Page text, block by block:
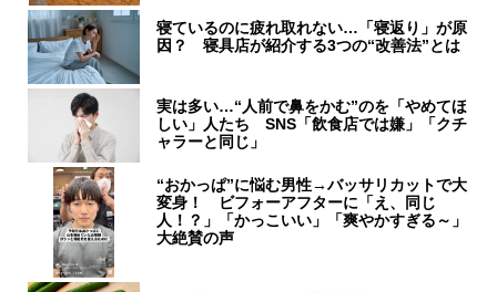
寝ているのに疲れ取れない…「寝返り」が原
因？ 寝具店が紹介する3つの“改善法”とは
実は多い…“人前で鼻をかむ”のを「やめてほ
しい」人たち SNS「飲食店では嫌」「クチ
ャラーと同じ」
“おかっぱ”に悩む男性→バッサリカットで大
変身！ ビフォーアフターに「え、同じ
人！？」「かっこいい」「爽やかすぎる～」
大絶賛の声